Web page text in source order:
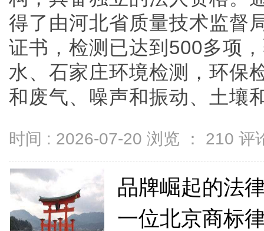
得了由河北省质量技术监督
证书，检测已达到500多项
水、石家庄环境检测，环保
和废气、噪声和振动、土壤
时间 : 2026-07-20 浏览 ： 210 评
品牌崛起的法
一位北京商标